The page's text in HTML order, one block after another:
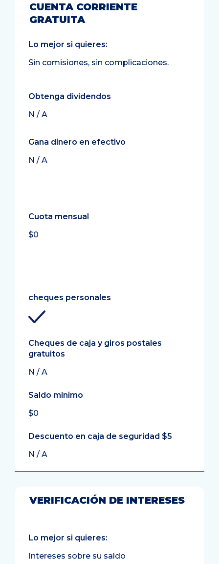
CUENTA CORRIENTE
GRATUITA
Lo mejor si quieres:
Sin comisiones, sin complicaciones.
Obtenga dividendos
N / A
Gana dinero en efectivo
N / A
Cuota mensual
$0
cheques personales
Cheques de caja y giros postales
gratuitos
N / A
Saldo mínimo
$0
Descuento en caja de seguridad $5
N / A
VERIFICACIÓN DE INTERESES
Lo mejor si quieres:
Intereses sobre su saldo